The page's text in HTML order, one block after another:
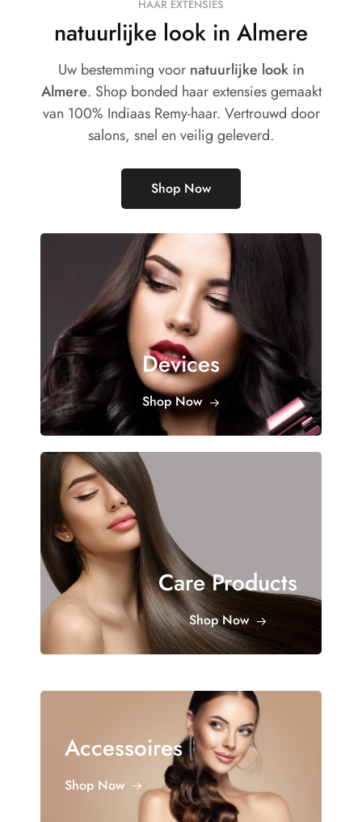
HAAR EXTENSIES
natuurlijke look in Almere
Uw bestemming voornatuurlijke look in
Almere. Shop bonded haar extensies gemaakt
van 100% Indiaas Remy-haar. Vertrouwd door
salons, snel en veilig geleverd.
Shop Now
Devices
Shop Now
Care Products
Shop Now
Accessoires
Shop Now